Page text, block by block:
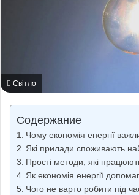
Світло
Содержание
Чому економія енергії
Які прилади споживають
Прості методи, які
Як економія енергії
Чого не варто робити під